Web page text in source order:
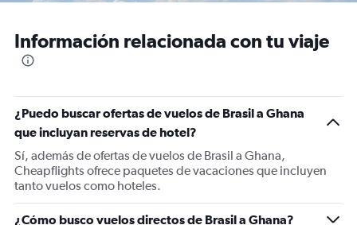
Información relacionada con tu viaje
¿Puedo buscar ofertas de vuelos de Brasil a Ghana
que incluyan reservas de hotel?
Sí, además de ofertas de vuelos de Brasil a Ghana,
Cheapflights ofrece paquetes de vacaciones que incluyen
tanto vuelos como hoteles.
¿Cómo busco vuelos directos de Brasil a Ghana?